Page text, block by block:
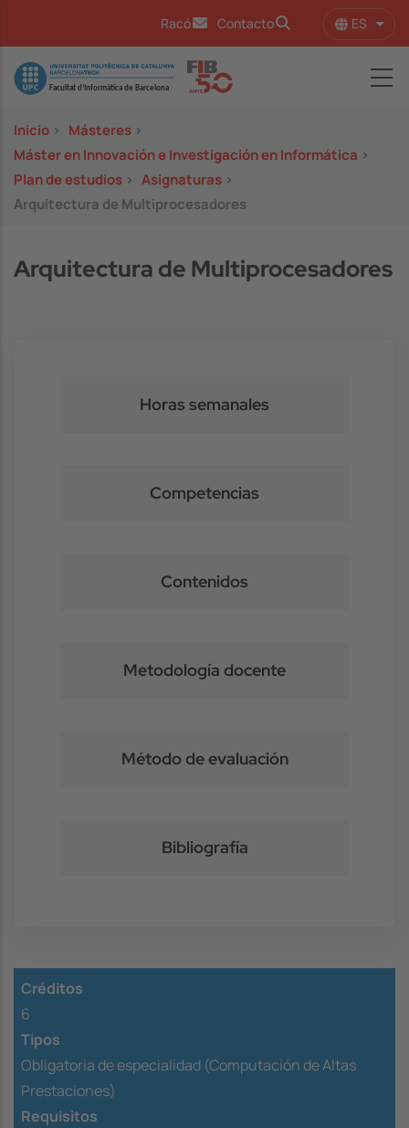
Racó Contacto ES
Image
Inicio > Másteres >
Máster en Innovación e Investigación en Informática >
Plan de estudios > Asignaturas >
Arquitectura de Multiprocesadores
Arquitectura de Multiprocesadores
Horas semanales
Competencias
Contenidos
Metodología docente
Método de evaluación
Bibliografía
Créditos
6
Tipos
Obligatoria de especialidad (Computación de Altas
Prestaciones)
Requisitos